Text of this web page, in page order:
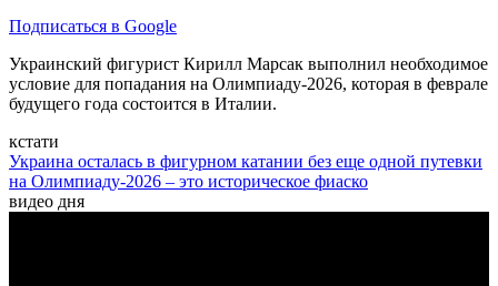
Подписаться в Google
Украинский фигурист Кирилл Марсак выполнил необходимое
условие для попадания на Олимпиаду-2026, которая в феврале
будущего года состоится в Италии.
кстати
Украина осталась в фигурном катании без еще одной путевки
на Олимпиаду-2026 – это историческое фиаско
видео дня